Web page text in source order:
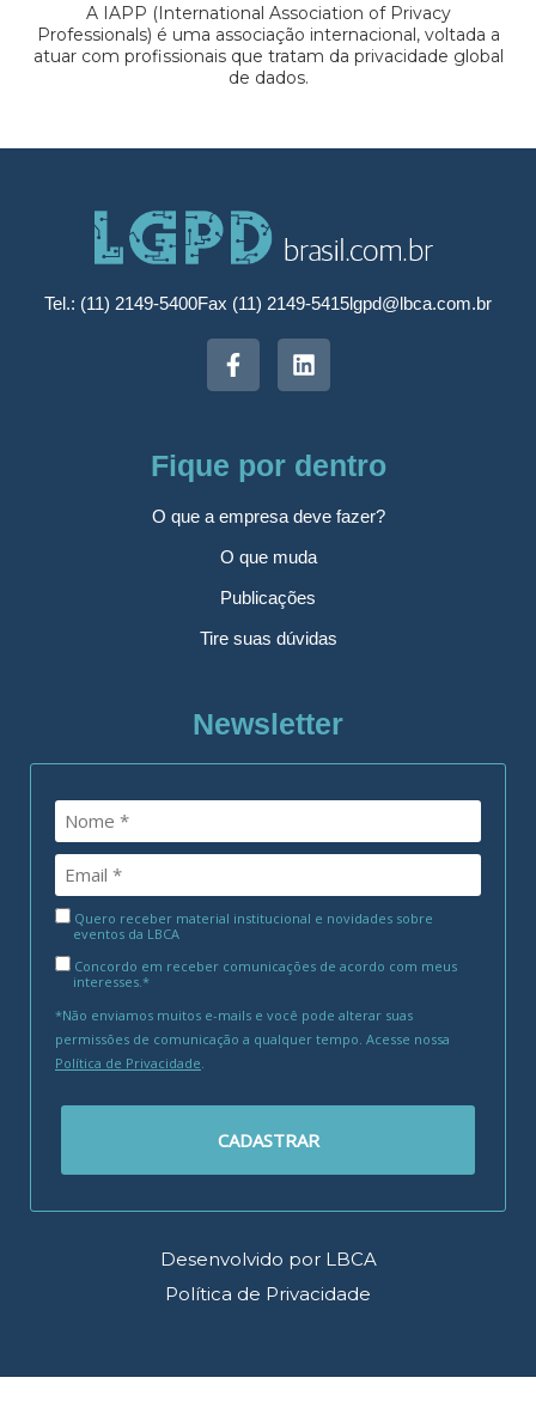
A IAPP (International Association of Privacy
Professionals) é uma associação internacional, voltada a
atuar com profissionais que tratam da privacidade global
de dados.
Tel.: (11) 2149-5400Fax (11) 2149-5415lgpd@lbca.com.br
Fique por dentro
O que a empresa deve fazer?
O que muda
Publicações
Tire suas dúvidas
Newsletter
Quero receber material institucional e novidades sobre
eventos da LBCA
Concordo em receber comunicações de acordo com meus
interesses.*
*Não enviamos muitos e-mails e você pode alterar suas
permissões de comunicação a qualquer tempo. Acesse nossa
Política de Privacidade.
CADASTRAR
Desenvolvido por LBCA
Política de Privacidade